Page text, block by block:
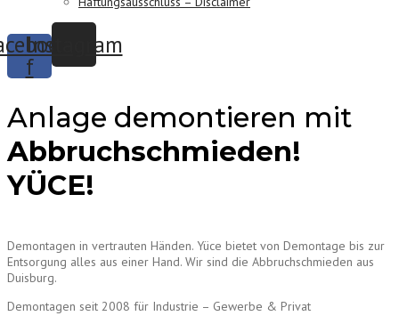
f
Instagram
Anlage demontieren mit
Abbruchschmieden!
YÜCE!
Demontagen in vertrauten Händen. Yüce bietet von Demontage bis zur
Entsorgung alles aus einer Hand. Wir sind die Abbruchschmieden aus
Duisburg.
Demontagen seit 2008 für Industrie – Gewerbe & Privat